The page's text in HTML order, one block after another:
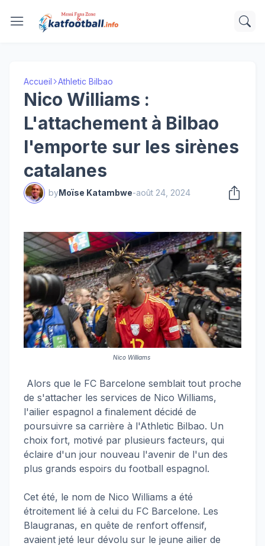
Accueil Athletic Bilbao
Nico Williams :
L'attachement à Bilbao
l'emporte sur les sirènes
catalanes
byMoïse Katambwe-août 24, 2024
Nico Williams
Alors que le FC Barcelone semblait tout proche
de s'attacher les services de Nico Williams,
l'ailier espagnol a finalement décidé de
poursuivre sa carrière à l'Athletic Bilbao. Un
choix fort, motivé par plusieurs facteurs, qui
éclaire d'un jour nouveau l'avenir de l'un des
plus grands espoirs du football espagnol.
Cet été, le nom de Nico Williams a été
étroitement lié à celui du FC Barcelone. Les
Blaugranas, en quête de renfort offensif,
avaient jeté leur dévolu sur le jeune ailier de